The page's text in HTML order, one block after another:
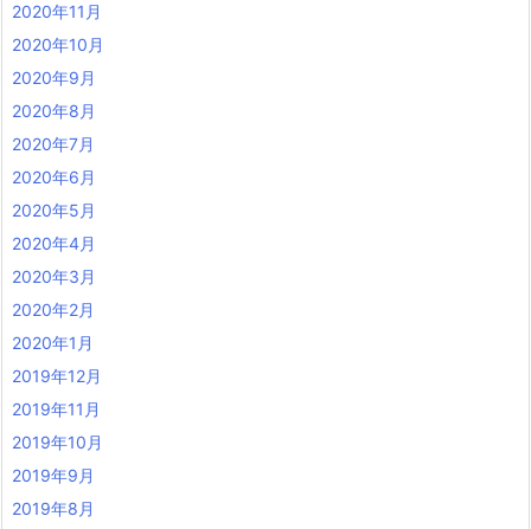
2020年11月
2020年10月
2020年9月
2020年8月
2020年7月
2020年6月
2020年5月
2020年4月
2020年3月
2020年2月
2020年1月
2019年12月
2019年11月
2019年10月
2019年9月
2019年8月